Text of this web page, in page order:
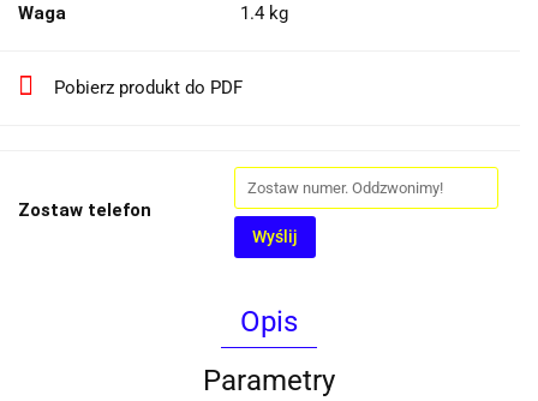
Waga 1.4 kg
Pobierz produkt do PDF
Zostaw telefon
Wyślij
Opis
Parametry